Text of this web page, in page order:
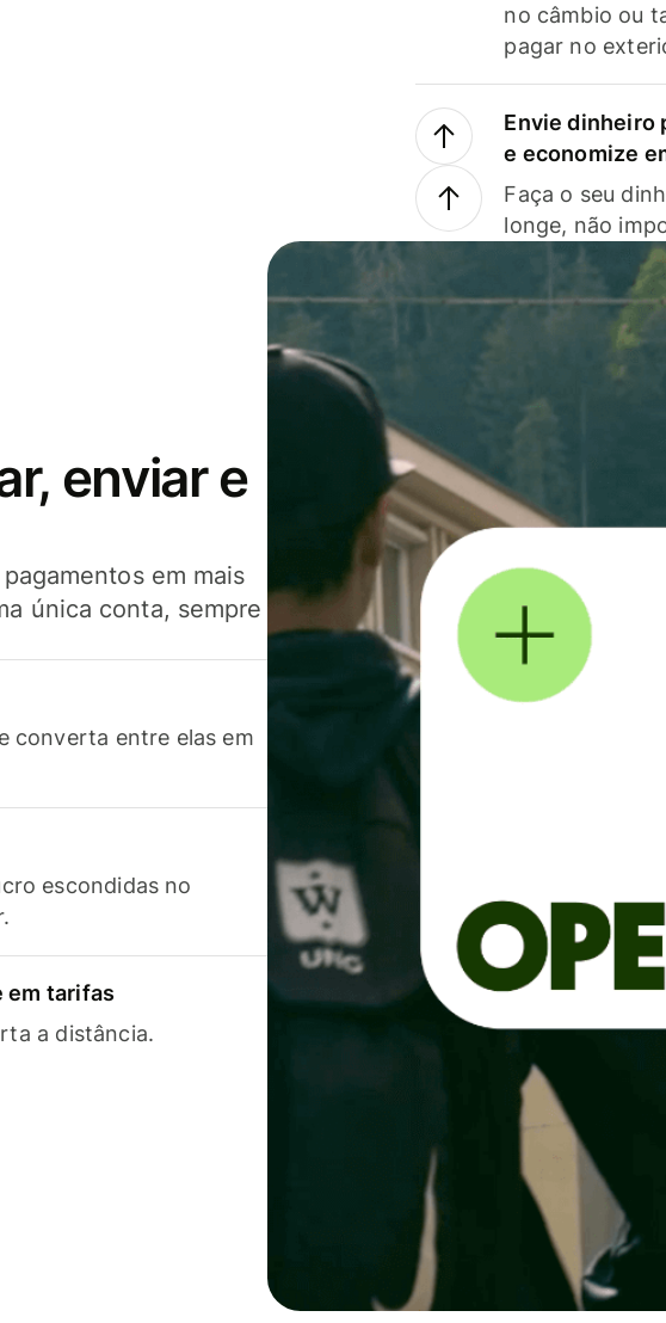
no câmbio ou
pagar no
Envie dinheiro
e economize
Faça o seu
longe, não
enviar e
em mais
única conta, sempre
converta entre elas em
escondidas no
em tarifas
a distância.